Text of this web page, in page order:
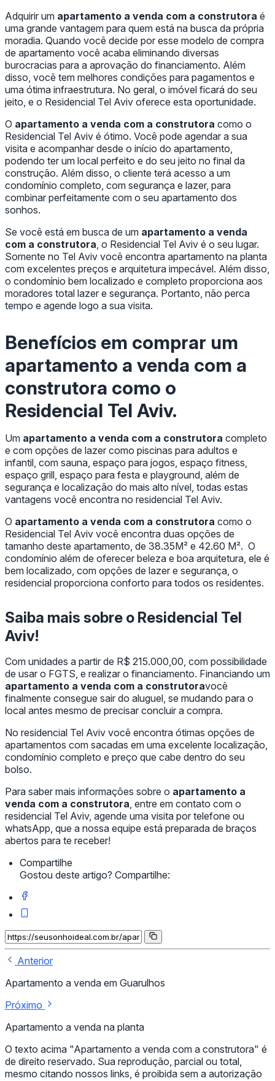
Adquirir um apartamento a venda com a construtora é
uma grande vantagem para quem está na busca da própria
moradia. Quando você decide por esse modelo de compra
de apartamento você acaba eliminando diversas
burocracias para a aprovação do financiamento. Além
disso, você tem melhores condições para pagamentos e
uma ótima infraestrutura. No geral, o imóvel ficará do seu
jeito, e o Residencial Tel Aviv oferece esta oportunidade.
O apartamento a venda com a construtora como o
Residencial Tel Aviv é ótimo. Você pode agendar a sua
visita e acompanhar desde o início do apartamento,
podendo ter um local perfeito e do seu jeito no final da
construção. Além disso, o cliente terá acesso a um
condomínio completo, com segurança e lazer, para
combinar perfeitamente com o seu apartamento dos
sonhos.
Se você está em busca de um apartamento a venda
com a construtora , o Residencial Tel Aviv é o seu lugar.
Somente no Tel Aviv você encontra apartamento na planta
com excelentes preços e arquitetura impecável. Além disso,
o condomínio bem localizado e completo proporciona aos
moradores total lazer e segurança. Portanto, não perca
tempo e agende logo a sua visita.
Benefícios em comprar um
apartamento a venda com a
construtora como o
Residencial Tel Aviv.
Um apartamento a venda com a construtora completo
e com opções de lazer como piscinas para adultos e
infantil, com sauna, espaço para jogos, espaço fitness,
espaço grill, espaço para festa e playground, além de
segurança e localização do mais alto nível, todas estas
vantagens você encontra no residencial Tel Aviv.
O apartamento a venda com a construtora como o
Residencial Tel Aviv você encontra duas opções de
tamanho deste apartamento, de 38.35M² e 42.60 M². O
condomínio além de oferecer beleza e boa arquitetura, ele é
bem localizado, com opções de lazer e segurança, o
residencial proporciona conforto para todos os residentes.
Saiba mais sobre o Residencial Tel
Aviv!
Com unidades a partir de R$ 215.000,00, com possibilidade
de usar o FGTS, e realizar o financiamento. Financiando um
apartamento a venda com a construtoravocê
finalmente consegue sair do aluguel, se mudando para o
local antes mesmo de precisar concluir a compra.
No residencial Tel Aviv você encontra ótimas opções de
apartamentos com sacadas em uma excelente localização,
condomínio completo e preço que cabe dentro do seu
bolso.
Para saber mais informações sobre o apartamento a
venda com a construtora , entre em contato com o
residencial Tel Aviv, agende uma visita por telefone ou
whatsApp, que a nossa equipe está preparada de braços
abertos para te receber!
Compartilhe
Gostou deste artigo? Compartilhe:
Anterior
Apartamento a venda em Guarulhos
Próximo
Apartamento a venda na planta
O texto acima "Apartamento a venda com a construtora" é
de direito reservado. Sua reprodução, parcial ou total,
mesmo citando nossos links, é proibida sem a autorização